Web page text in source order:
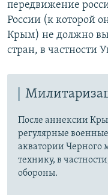
передвижение
России (к которой
Крым) не должно
стран, в частности
После аннексии
регулярные
акватории Черного
технику, в
обороны.